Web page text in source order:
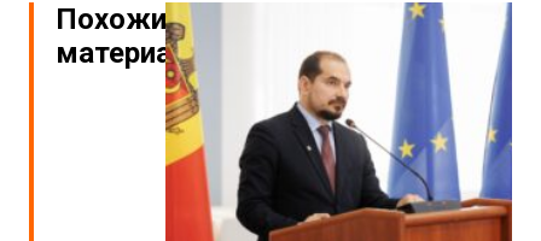
Похожие
материалы